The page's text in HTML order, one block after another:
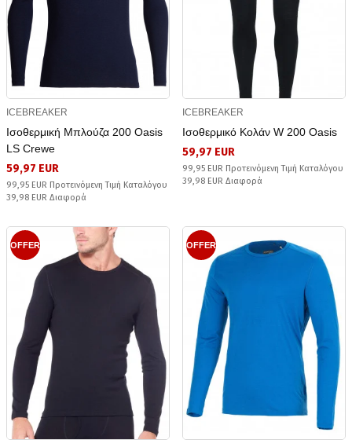
ICEBREAKER
Ισοθερμική Μπλούζα 200 Oasis
LS Crewe
59,97 EUR
99,95 EUR Προτεινόμενη Τιμή Καταλόγου
39,98 EUR Διαφορά
ICEBREAKER
Ισοθερμικό Κολάν W 200 Oasis
59,97 EUR
99,95 EUR Προτεινόμενη Τιμή Καταλόγου
39,98 EUR Διαφορά
OFFER OFFER